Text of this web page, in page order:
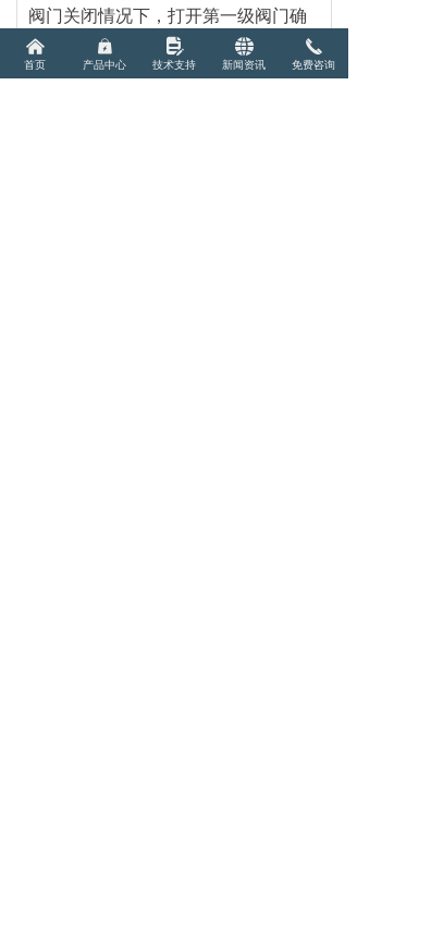
阀门关闭情况下，打开第一级阀门确
认压力表数值；
6、完成以上步骤，确认管道排空完成
낀
首页
낆
产品中心
넖
技术支持
뀁
新闻资讯
끅
免费咨询